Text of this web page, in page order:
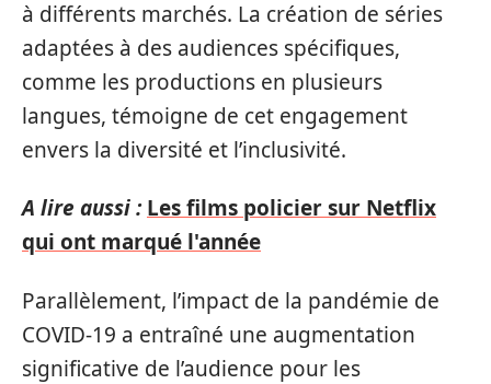
à différents marchés. La création de séries
adaptées à des audiences spécifiques,
comme les productions en plusieurs
langues, témoigne de cet engagement
envers la diversité et l’inclusivité.
A lire aussi : Les films policier sur Netflix
qui ont marqué l'année
Parallèlement, l’impact de la pandémie de
COVID-19 a entraîné une augmentation
significative de l’audience pour les